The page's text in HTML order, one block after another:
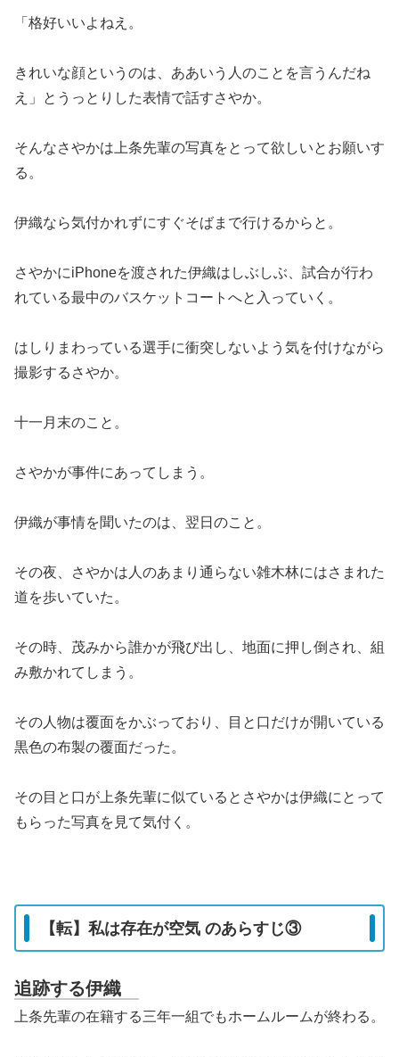
「格好いいよねえ。
きれいな顔というのは、ああいう人のことを言うんだね
え」とうっとりした表情で話すさやか。
そんなさやかは上条先輩の写真をとって欲しいとお願いす
る。
伊織なら気付かれずにすぐそばまで行けるからと。
さやかにiPhoneを渡された伊織はしぶしぶ、試合が行わ
れている最中のバスケットコートへと入っていく。
はしりまわっている選手に衝突しないよう気を付けながら
撮影するさやか。
十一月末のこと。
さやかが事件にあってしまう。
伊織が事情を聞いたのは、翌日のこと。
その夜、さやかは人のあまり通らない雑木林にはさまれた
道を歩いていた。
その時、茂みから誰かが飛び出し、地面に押し倒され、組
み敷かれてしまう。
その人物は覆面をかぶっており、目と口だけが開いている
黒色の布製の覆面だった。
その目と口が上条先輩に似ているとさやかは伊織にとって
もらった写真を見て気付く。
【転】私は存在が空気 のあらすじ③
追跡する伊織
上条先輩の在籍する三年一組でもホームルームが終わる。